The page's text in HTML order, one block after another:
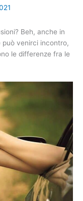
Beh, anche in
può venirci incontro,
le differenze fra le